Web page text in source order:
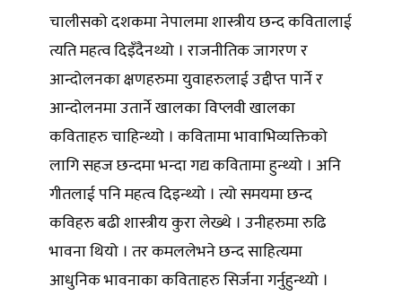
चालीसको दशकमा नेपालमा शास्त्रीय छन्द कवितालाई
त्यति महत्व दिइँदैनथ्यो । राजनीतिक जागरण र
आन्दोलनका क्षणहरुमा युवाहरुलाई उद्दीप्त पार्ने र
आन्दोलनमा उतार्ने खालका विप्लवी खालका
कविताहरु चाहिन्थ्यो । कवितामा भावाभिव्यक्तिको
लागि सहज छन्दमा भन्दा गद्य कवितामा हुन्थ्यो । अनि
गीतलाई पनि महत्व दिइन्थ्यो । त्यो समयमा छन्द
कविहरु बढी शास्त्रीय कुरा लेख्थे । उनीहरुमा रुढि
भावना थियो । तर कमललेभने छन्द साहित्यमा
आधुनिक भावनाका कविताहरु सिर्जना गर्नुहुन्थ्यो ।